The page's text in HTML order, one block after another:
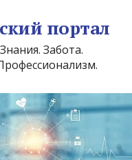
портал
Забота.